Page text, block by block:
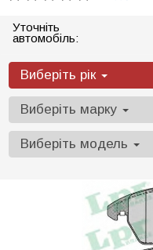
Уточніть
автомобіль:
Виберіть рік
Виберіть марку
Виберіть модель